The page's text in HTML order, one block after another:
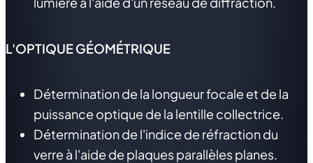
L'OPTIQUE GÉOMÉTRIQUE
Détermination de la longueur focale et de la
puissance optique de la lentille collectrice.
Détermination de l'indice de réfraction du
verre à l'aide de plaques parallèles planes.